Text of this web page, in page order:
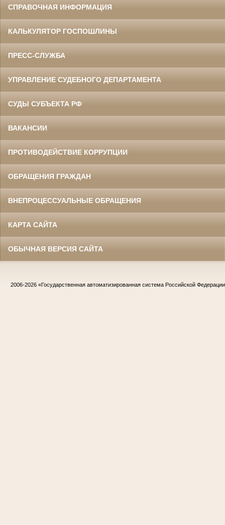
СПРАВОЧНАЯ ИНФОРМАЦИЯ
КАЛЬКУЛЯТОР ГОСПОШЛИНЫ
ПРЕСС-СЛУЖБА
УПРАВЛЕНИЕ СУДЕБНОГО ДЕПАРТАМЕНТА
СУДЫ СУБЪЕКТА РФ
ВАКАНСИИ
ПРОТИВОДЕЙСТВИЕ КОРРУПЦИИ
ОБРАЩЕНИЯ ГРАЖДАН
ВНЕПРОЦЕССУАЛЬНЫЕ ОБРАЩЕНИЯ
КАРТА САЙТА
ОБЫЧНАЯ ВЕРСИЯ САЙТА
2006-2026 «Государственная автоматизированная система Российской